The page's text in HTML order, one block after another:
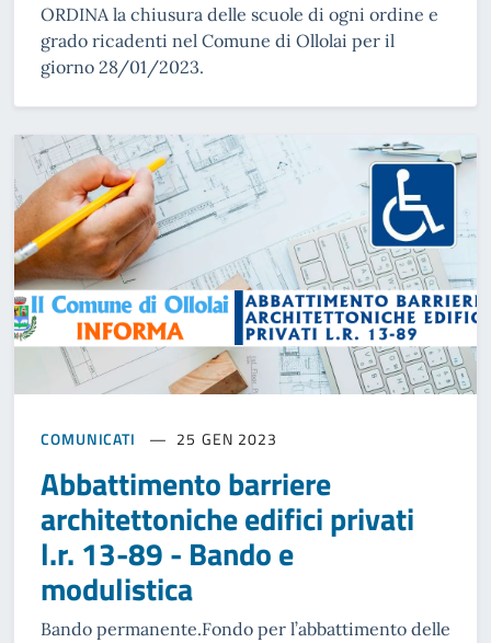
ORDINA la chiusura delle scuole di ogni ordine e
grado ricadenti nel Comune di Ollolai per il
giorno 28/01/2023.
COMUNICATI 25 GEN 2023
Abbattimento barriere
architettoniche edifici privati
l.r. 13-89 - Bando e
modulistica
Bando permanente.Fondo per l’abbattimento delle